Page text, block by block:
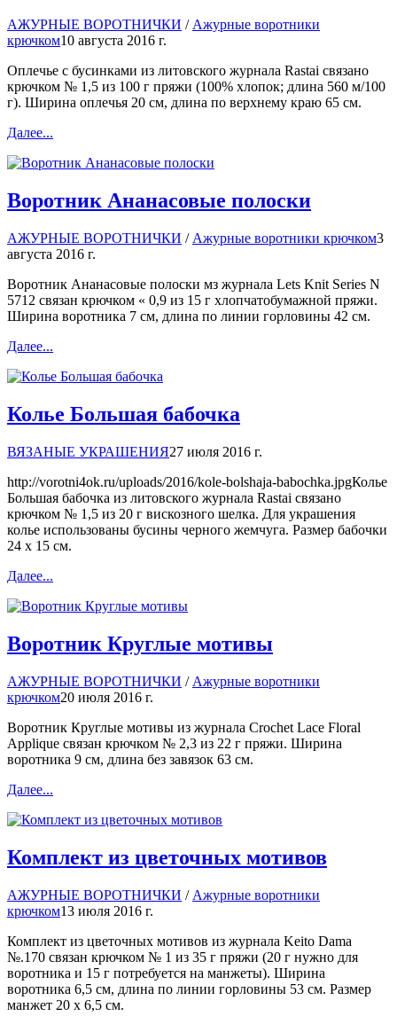
АЖУРНЫЕ ВОРОТНИЧКИ /Ажурные воротники
крючком10 августа 2016 г.
Оплечье с бусинками из литовского журнала Rastai связано
крючком № 1,5 из 100 г пряжи (100% хлопок; длина 560 м/100
г). Ширина оплечья 20 см, длина по верхнему краю 65 см.
Далее...
Воротник Ананасовые полоски
АЖУРНЫЕ ВОРОТНИЧКИ / Ажурные воротники крючком3
августа 2016 г.
Воротник Ананасовые полоски мз журнала Lets Knit Series N
5712 связан крючком « 0,9 из 15 г хлопчатобумажной пряжи.
Ширина воротника 7 см, длина по линии горловины 42 см.
Далее...
Колье Большая бабочка
ВЯЗАНЫЕ УКРАШЕНИЯ27 июля 2016 г.
http://vorotni4ok.ru/uploads/2016/kole-bolshaja-babochka.jpgКолье
Большая бабочка из литовского журнала Rastai связано
крючком № 1,5 из 20 г вискозного шелка. Для украшения
колье использованы бусины черного жемчуга. Размер бабочки
24 х 15 см.
Далее...
Воротник Круглые мотивы
АЖУРНЫЕ ВОРОТНИЧКИ / Ажурные воротники
крючком20 июля 2016 г.
Воротник Круглые мотивы из журнала Crochet Lace Floral
Applique связан крючком № 2,3 из 22 г пряжи. Ширина
воротника 9 см, длина без завязок 63 см.
Далее...
Комплект из цветочных мотивов
АЖУРНЫЕ ВОРОТНИЧКИ / Ажурные воротники
крючком13 июля 2016 г.
Комплект из цветочных мотивов из журнала Keito Dama
№.170 связан крючком № 1 из 35 г пряжи (20 г нужно для
воротника и 15 г потребуется на манжеты). Ширина
воротника 6,5 см, длина по линии горловины 53 см. Размер
манжет 20 х 6,5 см.